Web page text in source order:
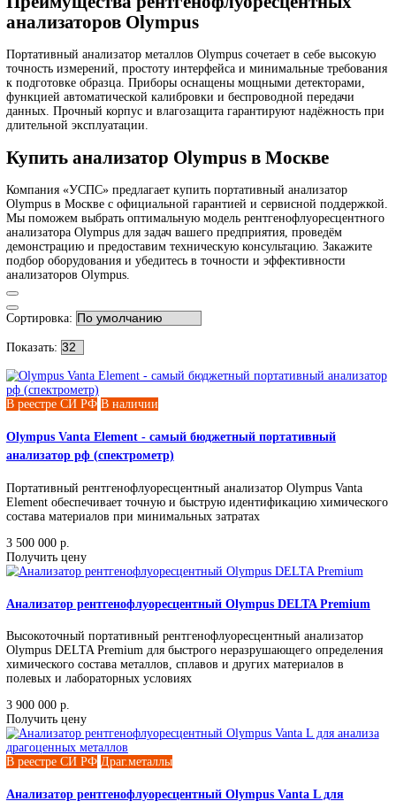
info@usps.ru
Каталогтоваров
Главная
Портативные анализаторы
Фильтр
Производители
OLYMPUS
Атрибуты
Метод анализа
Рентгеновская порошковая дифрактометрия (РПД)
рентгенофлуоресцентный (XRF - РФ)
Назначение прибора
Анализ драгоценных металлов
Анализ масел и жидкостей
Анализ почв
Анализ химсостава шлака и шихты
Входной контроль металла
Контроль сплавов
Обследование металлических конструкций
Определение толщины покрытия
Подтверждение марки стали
Сортировка лома
Экспресс анализ химического состава
Тип исполнения
Пределы обнаружения
ppm
Определяемые элементы
От Cr до W
От Mg до U
От S до Mg
От Ti до U
Скорость анализа, сек